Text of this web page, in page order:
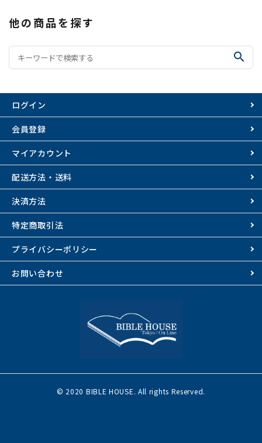
他の商品を探す
search
ログイン
会員登録
マイアカウント
配送方法・送料
決済方法
特定商取引法
プライバシーポリシー
お問い合わせ
© 2020 BIBLE HOUSE. All rights Reserved.